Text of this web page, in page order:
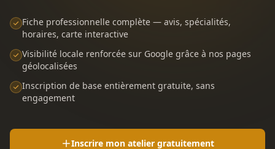
Fiche professionnelle complète — avis, spécialités,
horaires, carte interactive
Visibilité locale renforcée sur Google grâce à nos pages
géolocalisées
Inscription de base entièrement gratuite, sans
engagement
Inscrire mon atelier gratuitement